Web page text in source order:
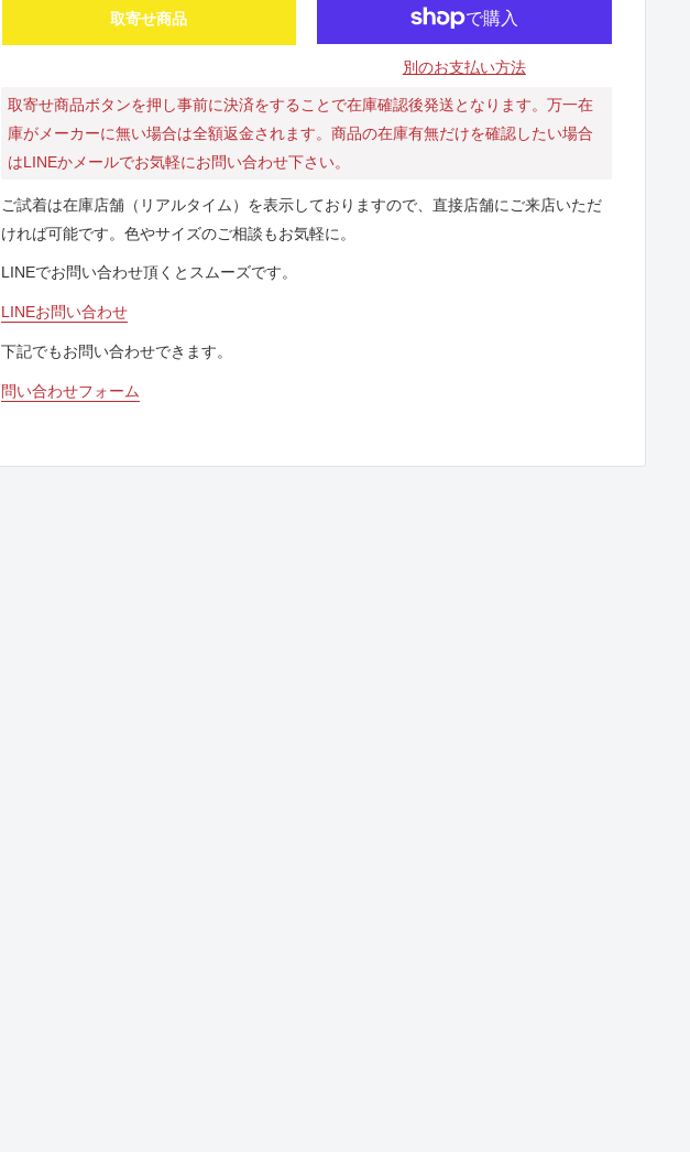
取寄せ商品
別のお支払い方法
取寄せ商品ボタンを押し事前に決済をすることで在庫確認後発送となります。万一在
庫がメーカーに無い場合は全額返金されます。商品の在庫有無だけを確認したい場合
はLINEかメールでお気軽にお問い合わせ下さい。
ご試着は在庫店舗（リアルタイム）を表示しておりますので、直接店舗にご来店いただ
ければ可能です。色やサイズのご相談もお気軽に。
LINEでお問い合わせ頂くとスムーズです。
LINEお問い合わせ
下記でもお問い合わせできます。
問い合わせフォーム